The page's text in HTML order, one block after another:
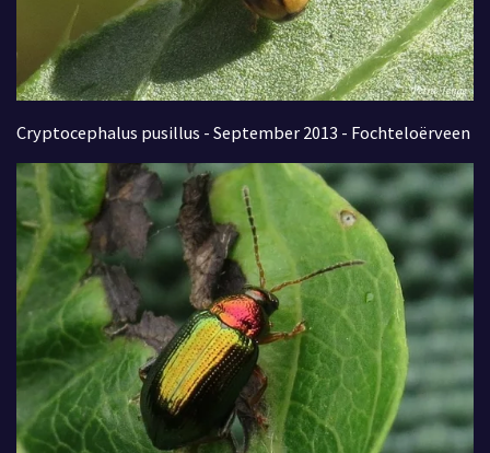
Cryptocephalus pusillus - September 2013 - Fochteloërveen